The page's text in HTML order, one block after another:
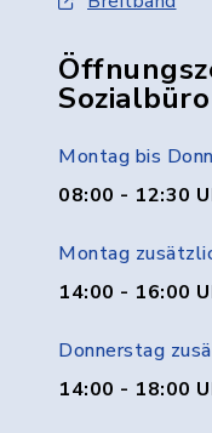
Sozialbüro
Montag bis
08:00 - 12:30
Montag
14:00 - 16:00
Donnerstag
14:00 - 18:00